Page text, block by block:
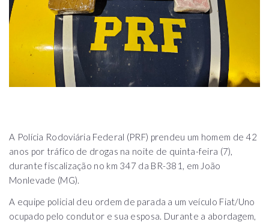
A Polícia Rodoviária Federal (PRF) prendeu um homem de 42
anos por tráfico de drogas na noite de quinta-feira (7),
durante fiscalização no km 347 da BR-381, em João
Monlevade (MG).
A equipe policial deu ordem de parada a um veículo Fiat/Uno
ocupado pelo condutor e sua esposa. Durante a abordagem,